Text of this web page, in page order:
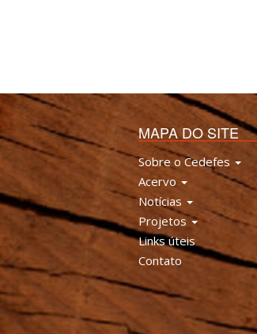
MAPA DO SITE
Sobre o Cedefes
Acervo
Notícias
Projetos
Links úteis
Contato